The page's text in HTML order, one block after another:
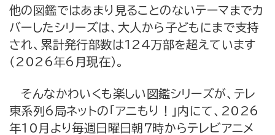
他の図鑑ではあまり見ることのないテーマまでカ
バーしたシリーズは、大人から子どもにまで支持
され、累計発行部数は124万部を超えています
（2026年6月現在）。
そんなかわいくも楽しい図鑑シリーズが、テレ
東系列6局ネットの「アニもり！」内にて、2026
年10月より毎週日曜日朝7時からテレビアニメ